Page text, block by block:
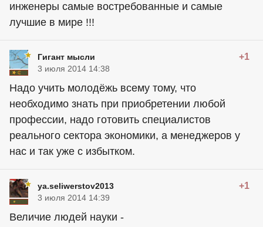
инженеры самые востребованные и самые
лучшие в мире !!!
Гигант мысли +1
3 июля 2014 14:38
Надо учить молодёжь всему тому, что
необходимо знать при приобретении любой
профессии, надо готовить специалистов
реального сектора экономики, а менеджеров у
нас и так уже с избытком.
ya.seliwerstov2013 +1
3 июля 2014 14:39
Величие людей науки -